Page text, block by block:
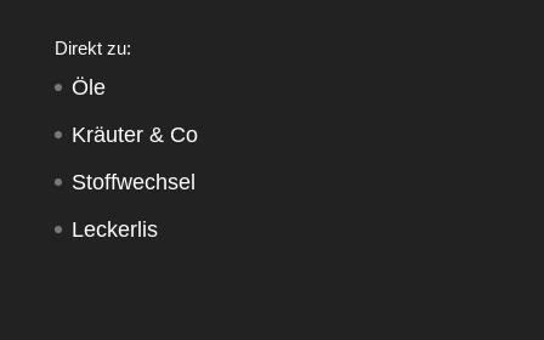
Direkt zu:
Öle
Kräuter & Co
Stoffwechsel
Leckerlis